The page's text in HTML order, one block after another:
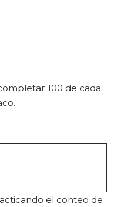
100 de cada
el conteo de